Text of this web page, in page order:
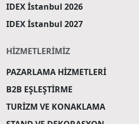
IDEX İstanbul 2026
IDEX İstanbul 2027
HİZMETLERİMİZ
PAZARLAMA HİZMETLERİ
B2B EŞLEŞTİRME
TURİZM VE KONAKLAMA